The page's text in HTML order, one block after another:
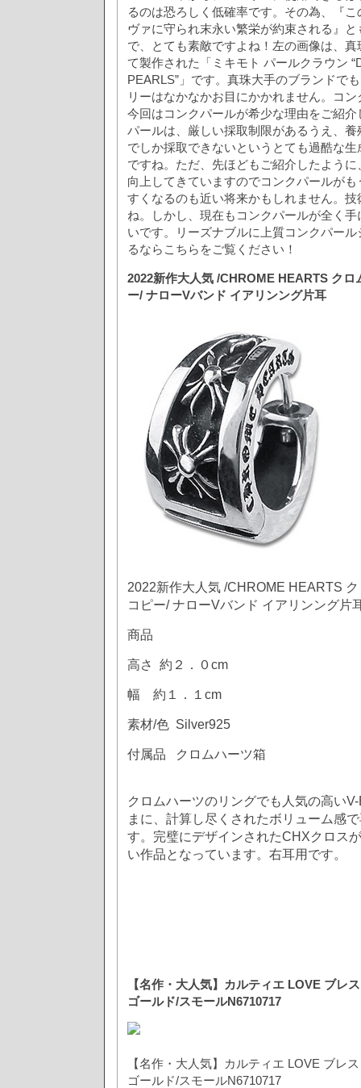
るのは恐ろしく低確率です。その為、『
ヴァに守られ末永い繁栄が約束される』
で、とても素敵ですよね！左の画像は、
て製作された「ミキモト パールクラウン
PEARLS”」です。真珠大手のブランドで
リーはなかなかお目にかかれません。コ
今回はコンクパールが希少な理由をご紹
パールは、厳しい採取制限があるうえ、
でしか採取できないというとても過酷な
ですね。ただ、先ほどもご紹介したよう
向上してきていますのでコンクパールが
すくなるのも近い将来かもしれません。
ね。しかし、現在もコンクパールが全く
いです。リーズナブルに上質コンクパー
るならこちらをご覧ください！
2022新作大人気 /CHROME HEARTS クロ
ー/ ナローVバンド イアリンング片耳
2022新作大人気 /CHROME HEARTS
コピー/ ナローVバンド イアリンング片
商品
高さ 約２．０cm
幅 約１．１cm
素材/色 Silver925
付属品 クロムハーツ箱
クロムハーツのリングでも人気の高い
まに、計算し尽くされたボリューム感
す。完璧にデザインされたCHXクロス
い作品となっています。右耳用です。
【名作・大人気】カルティエ LOVE ブレ
ゴールド/スモールN6710717
【名作・大人気】カルティエ LOVE ブレ
ゴールド/スモールN6710717